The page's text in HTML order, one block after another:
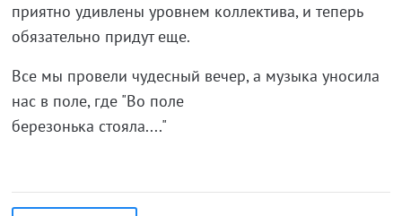
приятно удивлены уровнем коллектива, и теперь
обязательно придут еще.
Все мы провели чудесный вечер, а музыка уносила
нас в поле, где "Во поле
березонька стояла...."